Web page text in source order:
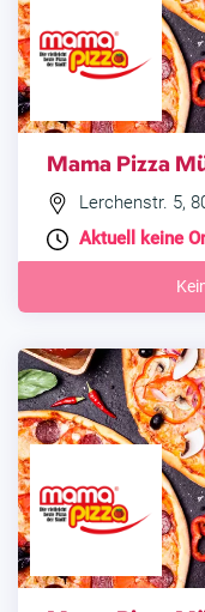
Mama Pizza
Lerchenstr. 5,
Aktuell keine